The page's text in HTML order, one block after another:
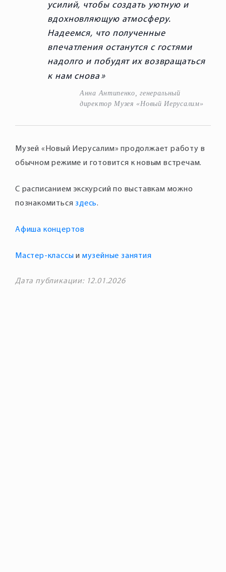
Анна Антипенко, генеральный
директор Музея «Новый Иерусалим»
усилий, чтобы создать уютную и
вдохновляющую атмосферу.
Надеемся, что полученные
впечатления останутся с гостями
надолго и побудят их возвращаться
к нам снова
Музей «Новый Иерусалим» продолжает работу в
С расписанием экскурсий по выставкам можно
познакомитьсяздесь
Афиша концертов
Мастер-классы и музейные занятия
Дата публикации: 12.01.2026